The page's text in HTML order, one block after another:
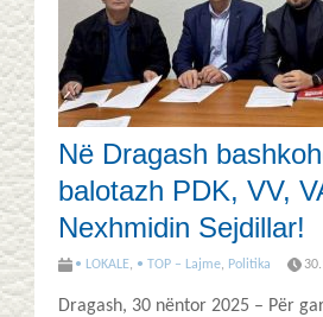
Në Dragash
balotazh PDK, VV,
Nexhmidin Sejdillar!
• LOKALE, • TOP – Lajme, Politika
Dragash, 30 nëntor 2025 – Për